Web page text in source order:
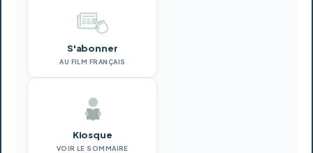
S'abonner
AU FILM FRANÇAIS
Kiosque
VOIR LE SOMMAIRE